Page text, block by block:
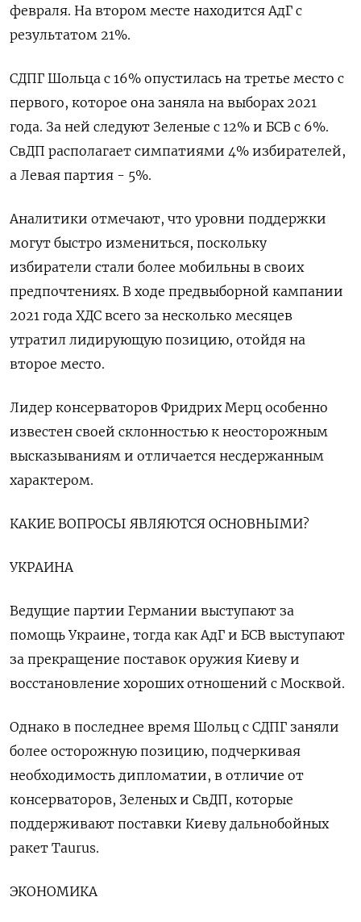
февраля. На втором месте находится АдГ с
результатом 21%.
СДПГ Шольца с 16% опустилась на третье место с
первого, которое она заняла на выборах 2021
года. За ней следуют Зеленые с 12% и БСВ с 6%.
СвДП располагает симпатиями 4% избирателей,
а Левая партия - 5%.
Аналитики отмечают, что уровни поддержки
могут быстро измениться, поскольку
избиратели стали более мобильны в своих
предпочтениях. В ходе предвыборной кампании
2021 года ХДС всего за несколько месяцев
утратил лидирующую позицию, отойдя на
второе место.
Лидер консерваторов Фридрих Мерц особенно
известен своей склонностью к неосторожным
высказываниям и отличается несдержанным
характером.
КАКИЕ ВОПРОСЫ ЯВЛЯЮТСЯ ОСНОВНЫМИ?
УКРАИНА
Ведущие партии Германии выступают за
помощь Украине, тогда как АдГ и БСВ выступают
за прекращение поставок оружия Киеву и
восстановление хороших отношений с Москвой.
Однако в последнее время Шольц с СДПГ заняли
более осторожную позицию, подчеркивая
необходимость дипломатии, в отличие от
консерваторов, Зеленых и СвДП, которые
поддерживают поставки Киеву дальнобойных
ракет Taurus.
ЭКОНОМИКА